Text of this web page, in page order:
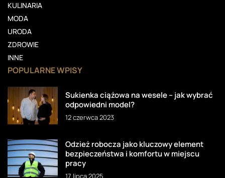
KULINARIA
MODA
URODA
ZDROWIE
INNE
POPULARNE WPISY
Sukienka ciążowa na wesele – jak wybrać
odpowiedni model?
12 czerwca 2023
Odzież robocza jako kluczowy element
bezpieczeństwa i komfortu w miejscu
pracy
17 lipca 2025